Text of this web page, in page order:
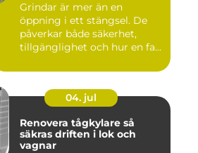
Grindar är mer än en
öppning i ett stängsel. De
påverkar både säkerhet,
tillgänglighet och hur en fa...
04. jul
Renovera tågkylare så
säkras driften i lok och
vagnar